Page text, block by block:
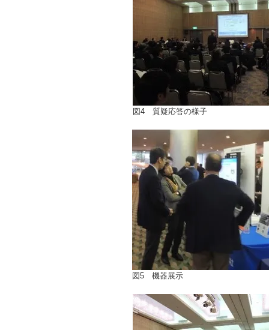
図4 質疑応答の様子
図5 機器展示